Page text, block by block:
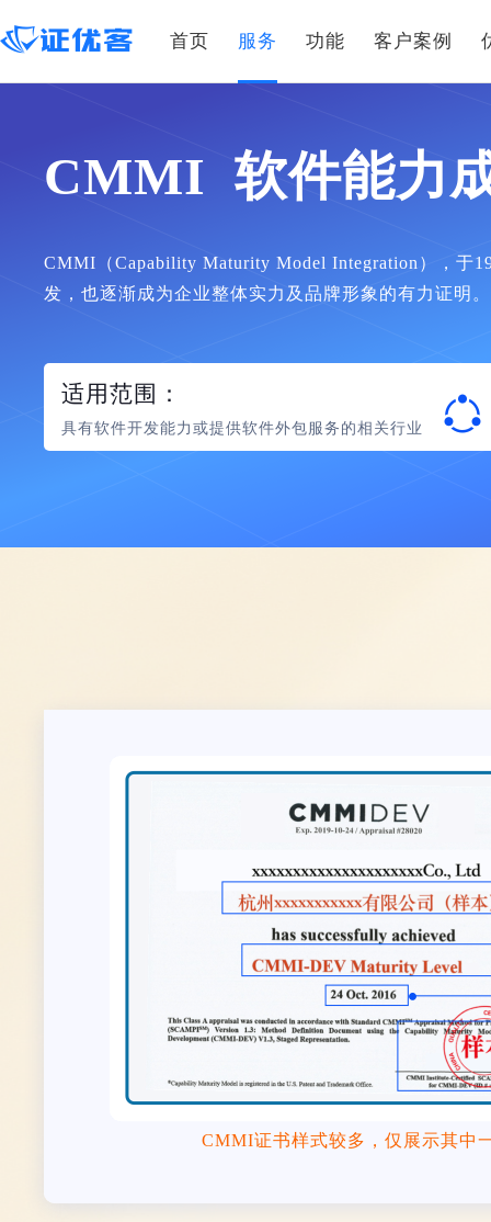
首页 服务 功能 客户案例
CMMI 软件能力
CMMI（Capability Maturity Model Integration），于
发，也逐渐成为企业整体实力及品牌形象的有力证明。
适用范围：
具有软件开发能力或提供软件外包服务的相关行业
CMMI证书样式较多，仅展示其中